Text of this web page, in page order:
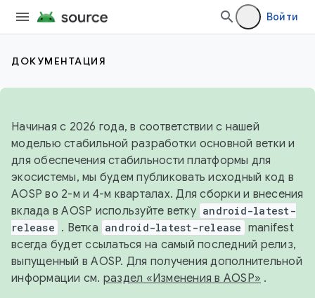
Войти
ДОКУМЕНТАЦИЯ
Начиная с 2026 года, в соответствии с нашей
моделью стабильной разработки основной ветки и
для обеспечения стабильности платформы для
экосистемы, мы будем публиковать исходный код в
AOSP во 2-м и 4-м кварталах. Для сборки и внесения
вклада в AOSP используйте ветку android-latest-
release . Ветка android-latest-release manifest
всегда будет ссылаться на самый последний релиз,
выпущенный в AOSP. Для получения дополнительной
информации см. раздел «Изменения в AOSP» .